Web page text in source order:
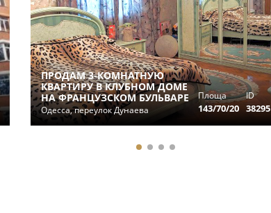
ПРОДАМ 3-КОМНАТНУЮ
КВАРТИРУ В КЛУБНОМ ДОМЕ
НА ФРАНЦУЗСКОМ БУЛЬВАРЕ
Одесса, переулок Дунаева
Площа
143/70/20
ID
38295